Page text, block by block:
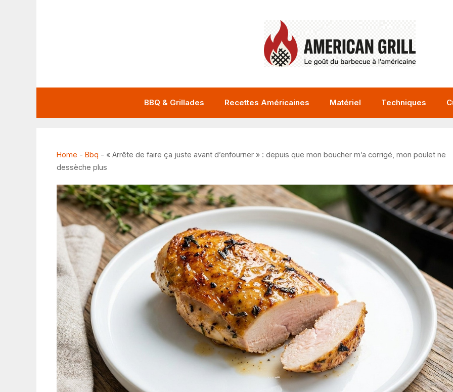
BBQ & Grillades Recettes Américaines Matériel Techniques
Home - Bbq - « Arrête de faire ça juste avant d’enfourner » : depuis que mon boucher m’a corrigé, mon poulet ne
dessèche plus